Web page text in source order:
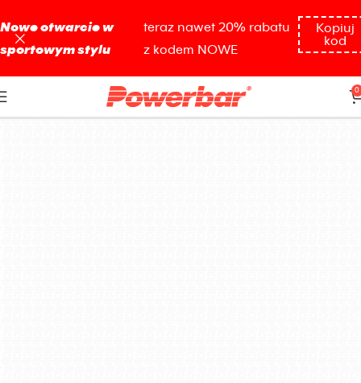
0
baton
Nowe otwarcie w
sportowym stylu
teraz nawet 20% rabatu
z kodem NOWE
Kopiuj
kod